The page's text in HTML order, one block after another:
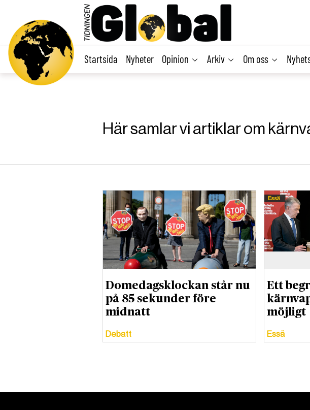
Startsida Nyheter Opinion Arkiv Om oss
Här samlar vi artiklar om
Domedagsklockan står nu
på 85 sekunder före
midnatt
Debatt
Ett
möjligt
Essä